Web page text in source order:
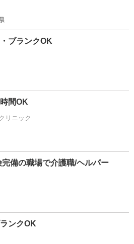
ブランクOK
間OK
リニック
備の職場で介護職/ヘルパー
ンクOK